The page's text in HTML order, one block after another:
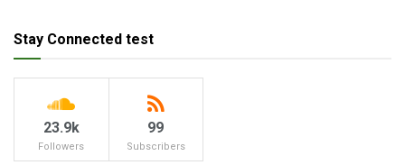
Stay Connected test
23.9k
Followers
99
Subscribers